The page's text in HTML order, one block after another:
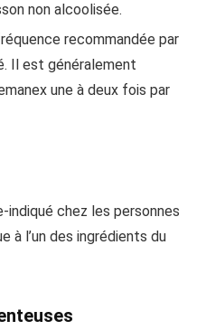
non alcoolisée.
recommandée par
Il est généralement
une à deux fois par
chez les personnes
à l’un des ingrédients du